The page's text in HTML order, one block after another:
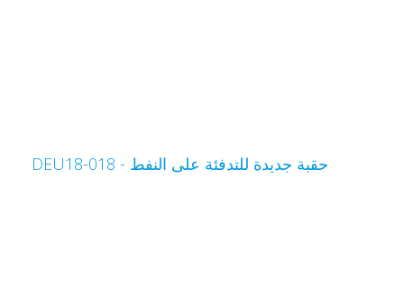
حقبة جديدة للتدفئة على النفط - DEU18-018